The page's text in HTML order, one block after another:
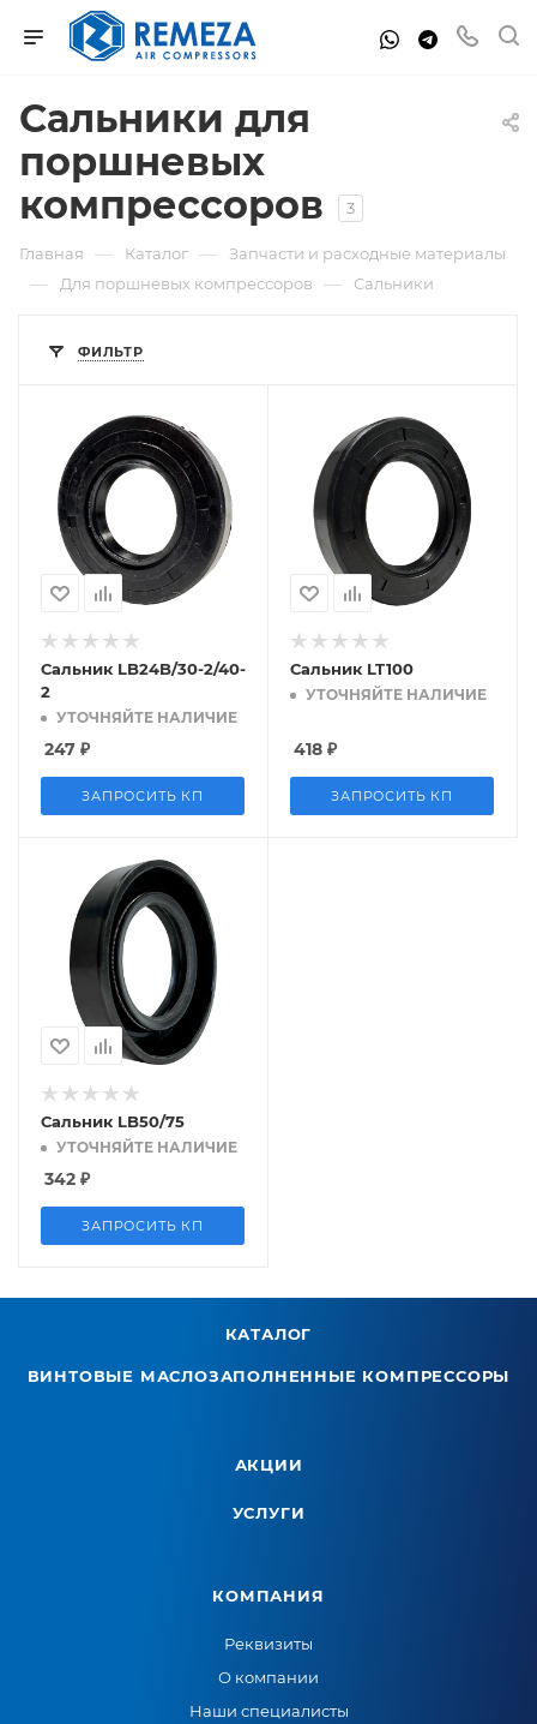
Сальники для
поршневых
компрессоров
3
Главная — Каталог — Запчасти и расходные материалы
— Для поршневых компрессоров — Сальники
ФИЛЬТР
Сальник LB24B/30-2/40-
2
УТОЧНЯЙТЕ НАЛИЧИЕ
247 ₽
ЗАПРОСИТЬ КП
Сальник LT100
УТОЧНЯЙТЕ НАЛИЧИЕ
418 ₽
ЗАПРОСИТЬ КП
Сальник LB50/75
УТОЧНЯЙТЕ НАЛИЧИЕ
342 ₽
ЗАПРОСИТЬ КП
КАТАЛОГ
ВИНТОВЫЕ МАСЛОЗАПОЛНЕННЫЕ КОМПРЕССОРЫ
АКЦИИ
УСЛУГИ
КОМПАНИЯ
Реквизиты
О компании
Наши специалисты